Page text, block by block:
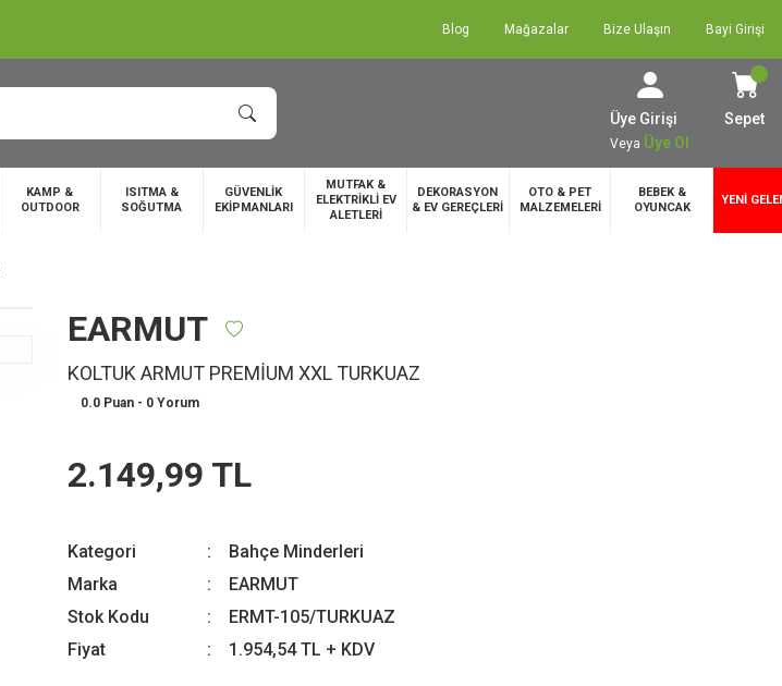
Blog Mağazalar Bize Ulaşın Bayi Girişi
Üye Girişi
Veya Üye Ol
Sepet
KAMP &
OUTDOOR
ISITMA &
SOĞUTMA
GÜVENLİK
EKİPMANLARI
MUTFAK &
ELEKTRİKLİ EV
ALETLERİ
DEKORASYON
& EV GEREÇLERİ
OTO & PET
MALZEMELERİ
BEBEK &
OYUNCAK
YENİ
EARMUT
KOLTUK ARMUT PREMİUM XXL TURKUAZ
0.0 Puan - 0 Yorum
2.149,99 TL
Kategori
Bahçe Minderleri
Marka
EARMUT
Stok Kodu
ERMT-105/TURKUAZ
Fiyat
1.954,54 TL + KDV